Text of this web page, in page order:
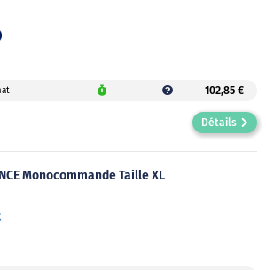
102,85 €
Détails
Monocommande Taille XL